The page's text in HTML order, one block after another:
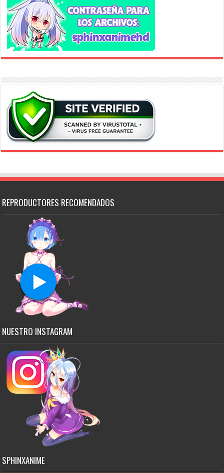
REPRODUCTORES RECOMENDADOS
NUESTRO INSTAGRAM
SPHINXANIME